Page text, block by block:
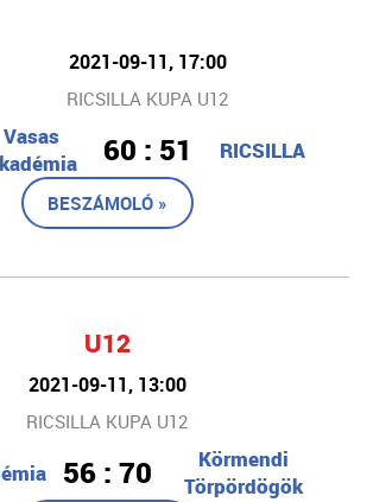
2021-09-11, 17:00
RICSILLA KUPA U12
Vasas
60 : 51 RICSILLA
BESZÁMOLÓ »
U12
2021-09-11, 13:00
RICSILLA KUPA U12
56 : 70
Körmendi
Törpördögök